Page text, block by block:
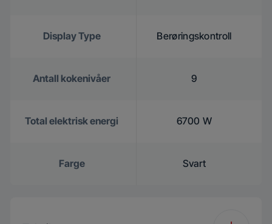
Display Type Berøringskontroll
Antall kokenivåer 9
Total elektrisk energi 6700 W
Farge Svart